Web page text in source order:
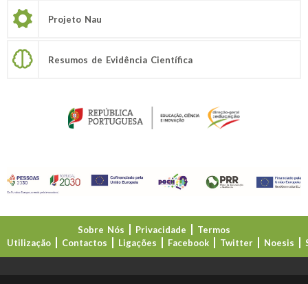
Projeto Nau
Resumos de Evidência Científica
Sobre Nós Privacidade
Termos
Utilização
Contactos Ligações Facebook Twitter Noesis